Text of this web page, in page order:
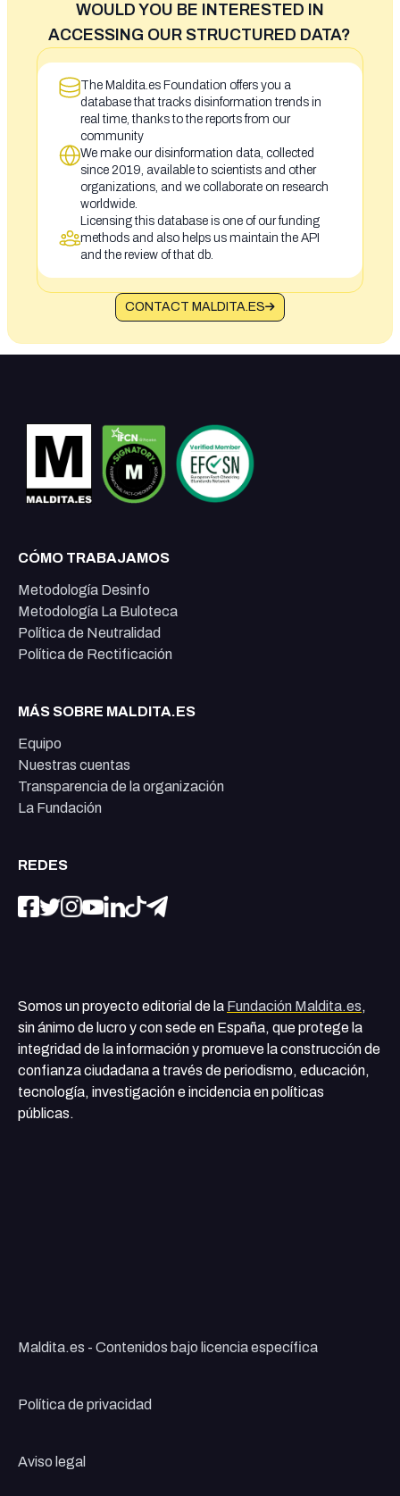
WOULD YOU BE INTERESTED IN
ACCESSING OUR STRUCTURED DATA?
The Maldita.es Foundation offers you a
database that tracks disinformation trends in
real time, thanks to the reports from our
community
We make our disinformation data, collected
since 2019, available to scientists and other
organizations, and we collaborate on research
worldwide.
Licensing this database is one of our funding
methods and also helps us maintain the API
and the review of that db.
CONTACT MALDITA.ES
CÓMO TRABAJAMOS
Metodología Desinfo
Metodología La Buloteca
Política de Neutralidad
Política de Rectificación
MÁS SOBRE MALDITA.ES
Equipo
Nuestras cuentas
Transparencia de la organización
La Fundación
REDES
Somos un proyecto editorial de la Fundación Maldita.es,
sin ánimo de lucro y con sede en España, que protege la
integridad de la información y promueve la construcción de
confianza ciudadana a través de periodismo, educación,
tecnología, investigación e incidencia en políticas
públicas.
Maldita.es - Contenidos bajo licencia específica
Política de privacidad
Aviso legal